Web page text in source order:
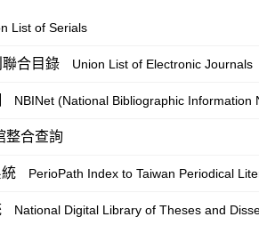
List of Serials
合目錄 Union List of Electronic Journals
NBINet (National Bibliographic Information
整合查詢
PerioPath Index to Taiwan Periodical
National Digital Library of Theses and